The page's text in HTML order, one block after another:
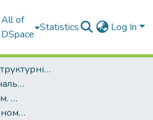
All of
DSpace
Statistics Log In
Відокремлені структурні підрозділи НУК ім. адм. Макарова
Первомайський навчально-науковий інститут НУК ім. адм. Макарова (ПННІ НУК)
ВСП ПННІ НУК ім. адм. Макарова
Кафедра обліку і економічного аналізу (ОЕА)